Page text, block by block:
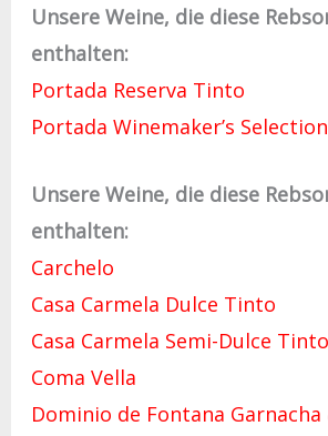
Unsere Weine, die diese
enthalten:
Portada Reserva Tinto
Portada Winemaker’s Selection
Unsere Weine, die diese
enthalten:
Carchelo
Casa Carmela Dulce Tinto
Casa Carmela Semi-Dulce Tinto
Coma Vella
Dominio de Fontana Garnacha